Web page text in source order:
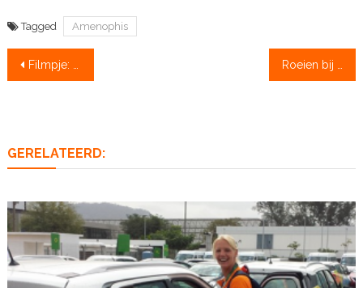
Tagged Amenophis
Bericht
Filmpje: op oceaan gekapseisde roeiboot duikt na jaren weer op in Frankrijk
GERELATEERD: